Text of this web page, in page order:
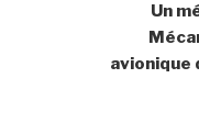
Un
avionique